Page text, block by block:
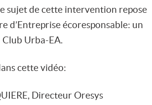
sujet de cette intervention repose
d’Entreprise écoresponsable: un
Urba-EA.
cette vidéo:
Directeur Oresys